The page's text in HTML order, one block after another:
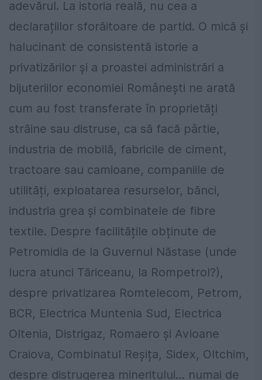
adevărul. La istoria reală, nu cea a
declarațiilor sforăitoare de partid. O mică și
halucinant de consistentă istorie a
privatizărilor și a proastei administrări a
bijuteriilor economiei Românești ne arată
cum au fost transferate în proprietăți
străine sau distruse, ca să facă pârtie,
industria de mobilă, fabricile de ciment,
tractoare sau camioane, companiile de
utilități, exploatarea resurselor, bănci,
industria grea și combinatele de fibre
textile. Despre facilitățile obținute de
Petromidia de la Guvernul Năstase (unde
lucra atunci Tăriceanu, la Rompetrol?),
despre privatizarea Romtelecom, Petrom,
BCR, Electrica Muntenia Sud, Electrica
Oltenia, Distrigaz, Romaero și Avioane
Craiova, Combinatul Reșița, Sidex, Oltchim,
despre distrugerea mineritului… numai de